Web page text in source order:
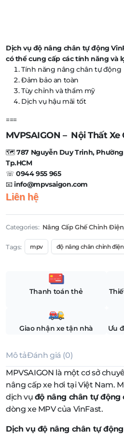
Dịch vụ độ nâng chân tự động
có thể cung cấp các tính năng và
Tính năng nâng chân tự động
Đảm bảo an toàn
Tùy chỉnh và thẩm mỹ
Dịch vụ hậu mãi tốt
===
MVPSAIGON – Nội Thất Xe
🗺️787 Nguyễn Duy Trinh,
Tp.HCM
☏0944 955 965
📧info@mpvsaigon.com
Liên hệ
Categories: Nâng Cấp Ghế Chỉnh Điện
Tags: mpv độ nâng chân chỉnh điện
Thanh toán thẻ
Giao nhận xe tận nhà Ưu
Mô tảĐánh giá (0)
MPVSAIGON là một cơ sở
nâng cấp xe hơi tại Việt Nam.
dịch vụ độ nâng chân tự động
dòng xe MPV của VinFast.
Dịch vụ độ nâng chân tự